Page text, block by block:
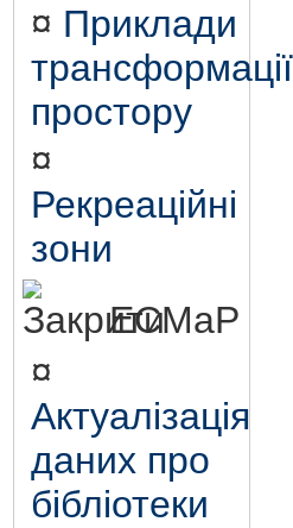
¤ Приклади
трансформації
простору
¤
Рекреаційні
зони
ЕСМаР
¤
Актуалізація
даних про
бібліотеки